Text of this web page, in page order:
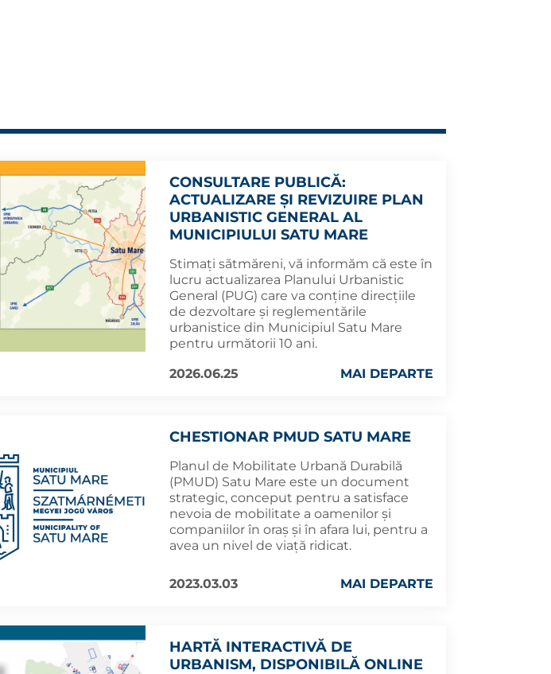
CONSULTARE PUBLICĂ:
ACTUALIZARE ŞI REVIZUIRE PLAN
URBANISTIC GENERAL AL
MUNICIPIULUI SATU MARE
Stimați sătmăreni, vă informăm că este în
lucru actualizarea Planului Urbanistic
General (PUG) care va conține direcțiile
de dezvoltare și reglementările
urbanistice din Municipiul Satu Mare
pentru următorii 10 ani.
2026.06.25
MAI DEPARTE
CHESTIONAR PMUD SATU MARE
Planul de Mobilitate Urbană Durabilă
(PMUD) Satu Mare este un document
strategic, conceput pentru a satisface
nevoia de mobilitate a oamenilor și
companiilor în oraș și în afara lui, pentru a
avea un nivel de viață ridicat.
2023.03.03 MAI DEPARTE
HARTĂ INTERACTIVĂ DE
URBANISM, DISPONIBILĂ ONLINE